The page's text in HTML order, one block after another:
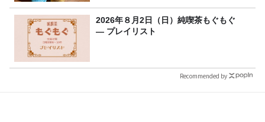
2026年８月2日（日）純喫茶もぐもぐ
― プレイリスト
Recommended by